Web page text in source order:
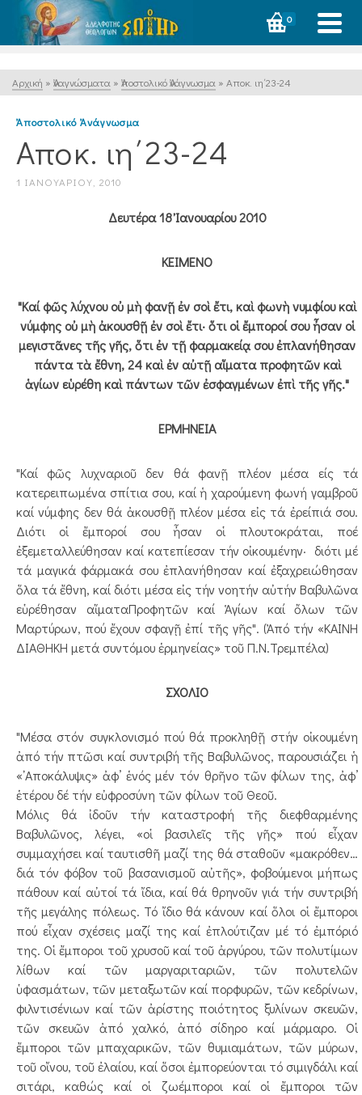
0
Αρχική » Ἀναγνώσματα » Ἀποστολικό Ἀνάγνωσμα » Αποκ. ιη΄23-24
Ἀποστολικό Ἀνάγνωσμα
Αποκ. ιη΄23-24
1 ΙΑΝΟΥΑΡΊΟΥ, 2010
Δευτέρα 18 Ἰανουαρίου 2010
ΚΕΙΜΕΝΟ
"Καί φῶς λύχνου οὐ μὴ φανῇ ἐν σοὶ ἔτι, καὶ φωνὴ νυμφίου καὶ
νύμφης οὐ μὴ ἀκουσθῇ ἐν σοὶ ἔτι· ὅτι οἱ ἔμποροί σου ἦσαν οἱ
μεγιστᾶνες τῆς γῆς, ὅτι ἐν τῇ φαρμακείᾳ σου ἐπλανήθησαν
πάντα τὰ ἔθνη, 24 καὶ ἐν αὐτῇ αἵματα προφητῶν καὶ
ἁγίων εὑρέθη καὶ πάντων τῶν ἐσφαγμένων ἐπὶ τῆς γῆς."
ΕΡΜΗΝΕΙΑ
"Καί φῶς λυχναριοῦ δεν θά φανῇ πλέον μέσα είς τά
κατερειπωμένα σπίτια σου, καί ἡ χαρούμενη φωνή γαμβροῦ
καί νύμφης δεν θά ἀκουσθῇ πλέον μέσα εἰς τά ἐρείπιά σου.
Διότι οἱ ἔμποροί σου ἦσαν οἱ πλουτοκράται, ποέ
ἐξεμεταλλεύθησαν καί κατεπίεσαν τήν οἰκουμένην· διότι μέ
τά μαγικά φάρμακά σου ἐπλανήθησαν καί ἐξαχρειώθησαν
ὅλα τά ἔθνη, καί διότι μέσα εἰς τήν νοητήν αὐτήν Βαβυλῶνα
εὑρέθησαν αἵματαΠροφητῶν καί Ἁγίων καί ὄλων τῶν
Μαρτύρων, πού ἔχουν σφαγῇ ἐπί τῆς γῆς". (Ἀπό τήν «ΚΑΙΝΗ
ΔΙΑΘΗΚΗ μετά συντόμου ἑρμηνείας» τοῦ Π.Ν.Τρεμπέλα)
ΣΧΟΛΙΟ
"Μέσα στόν συγκλονισμό πού θά προκληθῇ στήν οἰκουμένη
ἀπό τήν πτῶσι καί συντριβή τῆς Βαβυλῶνος, παρουσιάζει ἡ
«᾿Αποκάλυψις» ἀφ’ ἑνός μέν τόν θρῆνο τῶν φίλων της, ἀφ’
ἑτέρου δέ τήν εὐφροσύνη τῶν φίλων τοῦ Θεοῦ.
Μόλις θά ἰδοῦν τήν καταστροφή τῆς διεφθαρμένης
Βαβυλῶνος, λέγει, «οἱ βασιλεῖς τῆς γῆς» πού εἶχαν
συμμαχήσει καί ταυτισθῆ μαζί της θά σταθοῦν «μακρόθεν…
διά τόν φόβον τοῦ βασανισμοῦ αὐτῆς», φοβούμενοι μήπως
πάθουν καί αὐτοί τά ἴδια, καί θά θρηνοῦν γιά τήν συντριβή
τῆς μεγάλης πόλεως. Τό ἴδιο θά κάνουν καί ὅλοι οἱ ἔμποροι
πού εἶχαν σχέσεις μαζί της καί ἐπλούτιζαν μέ τό ἐμπόριό
της. Οἱ ἔμποροι τοῦ χρυσοῦ καί τοῦ ἀργύρου, τῶν πολυτίμων
λίθων καί τῶν μαργαριταριῶν, τῶν πολυτελῶν
ὑφασμάτων, τῶν μεταξωτῶν καί πορφυρῶν, τῶν κεδρίνων,
φιλντισένιων καί τῶν ἀρίστης ποιότητος ξυλίνων σκευῶν,
τῶν σκευῶν ἀπό χαλκό, ἀπό σίδηρο καί μάρμαρο. Οἱ
ἔμποροι τῶν μπαχαρικῶν, τῶν θυμιαμάτων, τῶν μύρων,
τοῦ οἴνου, τοῦ ἐλαίου, καί ὅσοι ἐμπορεύονται τό σιμιγδάλι καί
σιτάρι, καθώς καί οἱ ζωέμποροι καί οἱ ἔμποροι τῶν